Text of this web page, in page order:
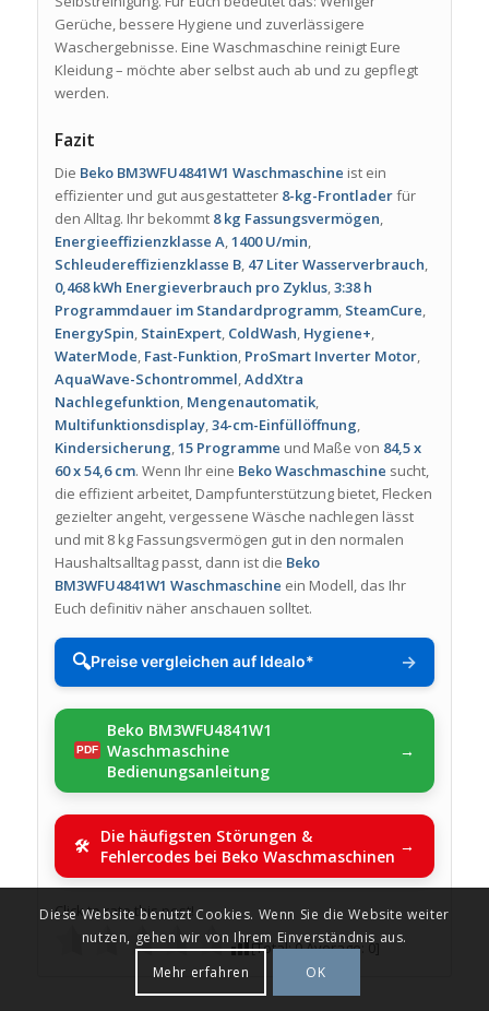
Gerüche, bessere Hygiene und zuverlässigere
Waschergebnisse. Eine Waschmaschine reinigt Eure
Kleidung – möchte aber selbst auch ab und zu gepflegt
werden.
Fazit
Die Beko BM3WFU4841W1 Waschmaschine ist ein
effizienter und gut ausgestatteter 8-kg-Frontladerfür
den Alltag. Ihr bekommt 8 kg Fassungsvermögen
Energieeffizienzklasse A 1400 U/min
Schleudereffizienzklasse B, 47 Liter Wasserverbrauch
0,468 kWh Energieverbrauch pro Zyklus, 3:38 h
Programmdauer im Standardprogramm, SteamCure
EnergySpin StainExpert, ColdWash Hygiene+
WaterMode Fast-Funktion ProSmart Inverter Motor,
AquaWave-Schontrommel AddXtra
Nachlegefunktion Mengenautomatik,
Multifunktionsdisplay, 34-cm-Einfüllöffnung
Kindersicherung 15 Programme und Maße von 84,5 x
60 x 54,6 cm. Wenn Ihr eine Beko Waschmaschine sucht,
die effizient arbeitet, Dampfunterstützung bietet, Flecken
gezielter angeht, vergessene Wäsche nachlegen lässt
und mit 8 kg Fassungsvermögen gut in den normalen
Haushaltsalltag passt, dann ist die Beko
BM3WFU4841W1 Waschmaschine ein Modell, das Ihr
Euch definitiv näher anschauen solltet.
🔍Preise vergleichen auf Idealo* →
Beko BM3WFU4841W1
Waschmaschine
Bedienungsanleitung
Die häufigsten Störungen &
Fehlercodes bei Beko Waschmaschinen
Click to rate this post!
[Total:0Average:0
Diese Website benutzt Cookies. Wenn Sie die Website weiter
nutzen, gehen wir von Ihrem Einverständnis aus.
Mehr erfahren
OK